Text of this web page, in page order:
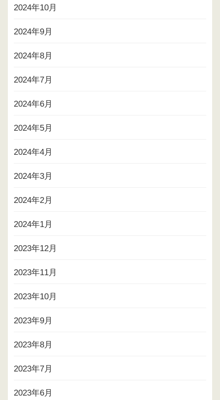
2024年10月
2024年9月
2024年8月
2024年7月
2024年6月
2024年5月
2024年4月
2024年3月
2024年2月
2024年1月
2023年12月
2023年11月
2023年10月
2023年9月
2023年8月
2023年7月
2023年6月